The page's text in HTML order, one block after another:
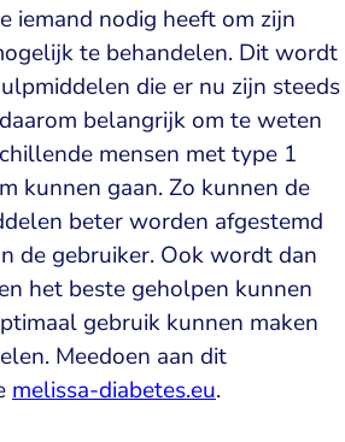
iemand nodig heeft om zijn
te behandelen. Dit wordt
die er nu zijn steeds
belangrijk om te weten
mensen met type 1
kunnen gaan. Zo kunnen de
beter worden afgestemd
de gebruiker. Ook wordt dan
het beste geholpen kunnen
gebruik kunnen maken
Meedoen aan dit
melissa-diabetes.eu.